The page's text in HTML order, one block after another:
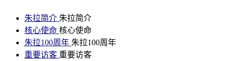
朱拉简介 朱拉简介
核心使命 核心使命
朱拉100周年 朱拉100周年
重要访客 重要访客